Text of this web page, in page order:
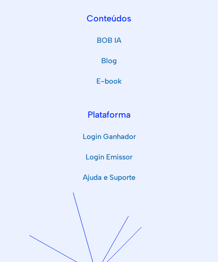
Conteúdos
BOB IA
Blog
E-book
Plataforma
Login Ganhador
Login Emissor
Ajuda e Suporte